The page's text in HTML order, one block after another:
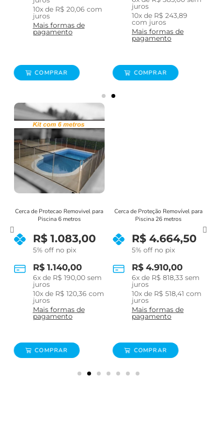
10x de R$ 20,06 com
juros
Mais formas de
pagamento
COMPRAR
juros
10x de R$ 243,89
com juros
Mais formas de
pagamento
COMPRAR
Cerca de Protecao Removivel para
Piscina 6 metros
R$1.083,00
5% off no pix
R$1.140,00
6x de R$ 190,00sem
juros
10x de R$ 120,36 com
juros
Mais formas de
pagamento
COMPRAR
Cerca de Proteção Removível para
Piscina 26 metros
R$4.664,50
5% off no pix
R$4.910,00
6x de R$ 818,33sem
juros
10x de R$ 518,41 com
juros
Mais formas de
pagamento
COMPRAR